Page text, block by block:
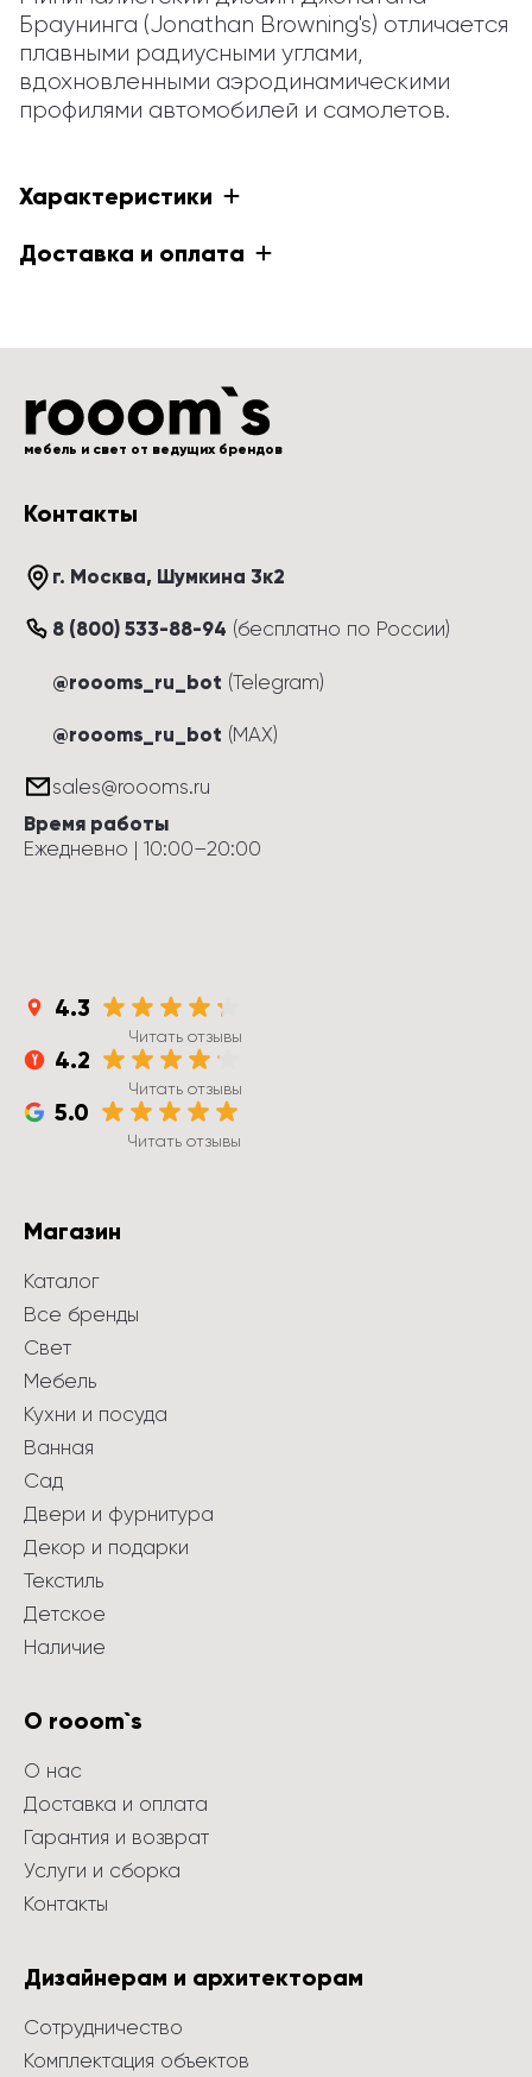
Браунинга (Jonathan Browning's) отличается
плавными радиусными углами,
вдохновленными аэродинамическими
профилями автомобилей и самолетов.
Характеристики
Доставка и оплата
мебель и свет от ведущих брендов
Контакты
г. Москва, Шумкина 3к2
8 (800) 533-88-94 (бесплатно по России)
@roooms_ru_bot (Telegram)
@roooms_ru_bot (MAX)
sales@roooms.ru
Время работы
Ежедневно | 10:00–20:00
4.3
Читать отзывы
4.2
Читать отзывы
5.0
Читать отзывы
Магазин
Каталог
Все бренды
Свет
Мебель
Кухни и посуда
Ванная
Сад
Двери и фурнитура
Декор и подарки
Текстиль
Детское
Наличие
О rooom`s
О нас
Доставка и оплата
Гарантия и возврат
Услуги и сборка
Контакты
Дизайнерам и архитекторам
Сотрудничество
Комплектация объектов